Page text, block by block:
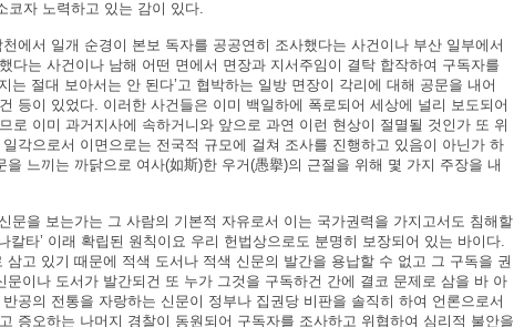
코자 노력하고 있는 감이 있다.
에서 일개 순경이 본보 독자를 공공연히 조사했다는 사건이나 부산 일부에서
다는 사건이나 남해 어떤 면에서 면장과 지서주임이 결탁 합작하여 구독자를
는 절대 보아서는 안 된다’고 협박하는 일방 면장이 각리에 대해 공문을 내어
등이 있었다. 이러한 사건들은 이미 백일하에 폭로되어 세상에 널리 보도되어
로 이미 과거지사에 속하거니와 앞으로 과연 이런 현상이 절멸될 것인가 또 위
각으로서 이면으로는 전국적 규모에 걸쳐 조사를 진행하고 있음이 아닌가 하
느끼는 까닭으로 여사(如斯)한 우거(愚擧)의 근절을 위해 몇 가지 주장을 내
문을 보는가는 그 사람의 기본적 자유로서 이는 국가권력을 가지고서도 침해할
칼타’ 이래 확립된 원칙이요 우리 헌법상으로도 분명히 보장되어 있는 바이다.
삼고 있기 때문에 적색 도서나 적색 신문의 발간을 용납할 수 없고 그 구독을 권
문이나 도서가 발간되건 또 누가 그것을 구독하건 간에 결코 문제로 삼을 바 아
공의 전통을 자랑하는 신문이 정부나 집권당 비판을 솔직히 하여 언론으로서
증오하는 나머지 경찰이 동원되어 구독자를 조사하고 위협하여 심리적 불안을